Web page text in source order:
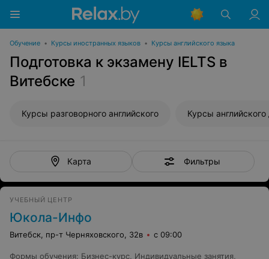
Обучение • Курсы иностранных языков • Курсы английского языка
Подготовка к экзамену IELTS в
Витебске 1
Курсы разговорного английского
Карта Фильтры
УЧЕБНЫЙ ЦЕНТР
Юкола-Инфо
Витебск, пр-т Черняховского, 32в с 09:00
Формы обучения: Бизнес-курс Индивидуальные занятия